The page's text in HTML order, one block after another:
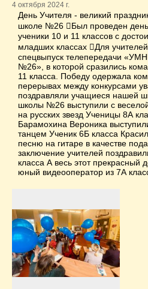
4 октября 2024 г.
День Учителя - великий
школе №26 ⃣Был проведен
ученики 10 и 11 классов с
младших классах ⃣Для
спецвыпуск телепередачи
№26», в которой сразились
11 класса. Победу одержала
перерывах между конкурсами
поздравляли учащиеся нашей
школы №26 выступили с
на русских звезд Ученицы 8А
Барамохина Вероника
танцем Ученик 6Б класса
песню на гитаре в качестве
заключение учителей
класса А весь этот прекрасный
юный видеооператор из 7А